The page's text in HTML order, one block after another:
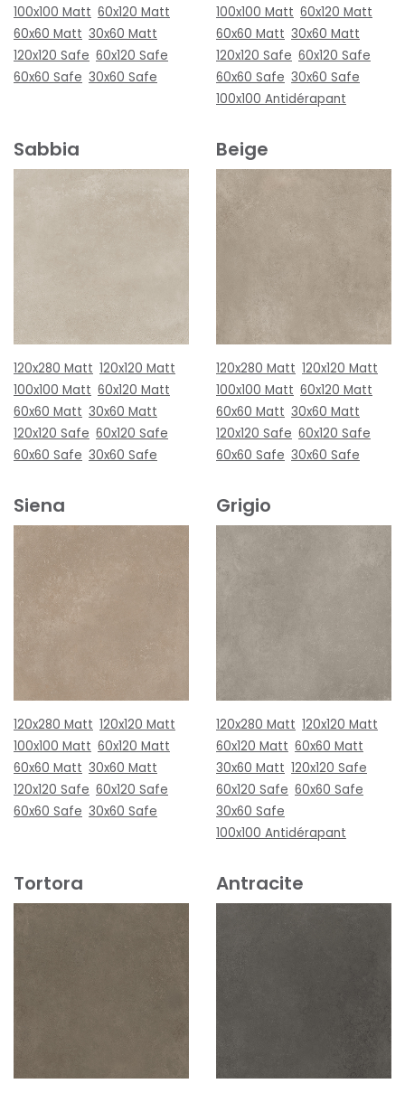
100x100 Matt 60x120 Matt
60x60 Matt 30x60 Matt
120x120 Safe 60x120 Safe
60x60 Safe 30x60 Safe
100x100 Matt 60x120 Matt
60x60 Matt 30x60 Matt
120x120 Safe 60x120 Safe
60x60 Safe 30x60 Safe
100x100 Antidérapant
Sabbia
120x280 Matt 120x120 Matt
100x100 Matt 60x120 Matt
60x60 Matt 30x60 Matt
120x120 Safe 60x120 Safe
60x60 Safe 30x60 Safe
Beige
120x280 Matt 120x120 Matt
100x100 Matt 60x120 Matt
60x60 Matt 30x60 Matt
120x120 Safe 60x120 Safe
60x60 Safe 30x60 Safe
Siena
120x280 Matt 120x120 Matt
100x100 Matt 60x120 Matt
60x60 Matt 30x60 Matt
120x120 Safe 60x120 Safe
60x60 Safe 30x60 Safe
Grigio
120x280 Matt 120x120 Matt
60x120 Matt 60x60 Matt
30x60 Matt 120x120 Safe
60x120 Safe 60x60 Safe
30x60 Safe
100x100 Antidérapant
Tortora Antracite